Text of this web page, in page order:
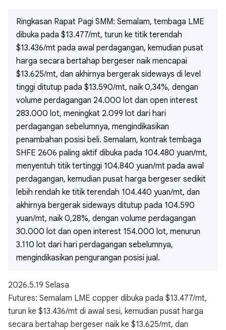
Ringkasan Rapat Pagi SMM: Semalam, tembaga LME
dibuka pada $13.477/mt, turun ke titik terendah
$13.436/mt pada awal perdagangan, kemudian pusat
harga secara bertahap bergeser naik mencapai
$13.625/mt, dan akhirnya bergerak sideways di level
tinggi ditutup pada $13.590/mt, naik 0,34%, dengan
volume perdagangan 24.000 lot dan open interest
283.000 lot, meningkat 2.099 lot dari hari
perdagangan sebelumnya, mengindikasikan
penambahan posisi beli. Semalam, kontrak tembaga
SHFE 2606 paling aktif dibuka pada 104.480 yuan/mt,
menyentuh titik tertinggi 104.840 yuan/mt pada awal
perdagangan, kemudian pusat harga bergeser sedikit
lebih rendah ke titik terendah 104.440 yuan/mt, dan
akhirnya bergerak sideways ditutup pada 104.590
yuan/mt, naik 0,28%, dengan volume perdagangan
30.000 lot dan open interest 154.000 lot, menurun
3.110 lot dari hari perdagangan sebelumnya,
mengindikasikan pengurangan posisi jual.
2026.5.19 Selasa
Futures: Semalam LME copper dibuka pada $13.477/mt,
turun ke $13.436/mt di awal sesi, kemudian pusat harga
secara bertahap bergeser naik ke $13.625/mt, dan